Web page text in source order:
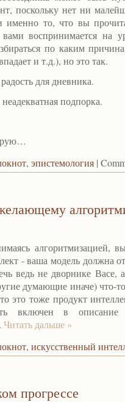
поскольку нет ни
именно то, что вы
воспринимается на
по каким
и т.д.), но это так.
для дневника.
подпорка.
, эпистемология |
алгоритмизацией,
- ваша модель должна
ведь не дворнике
думающие иначе) что-
это тоже продукт
включен в описание
Читать дальше »
, искусственный
прогрессе